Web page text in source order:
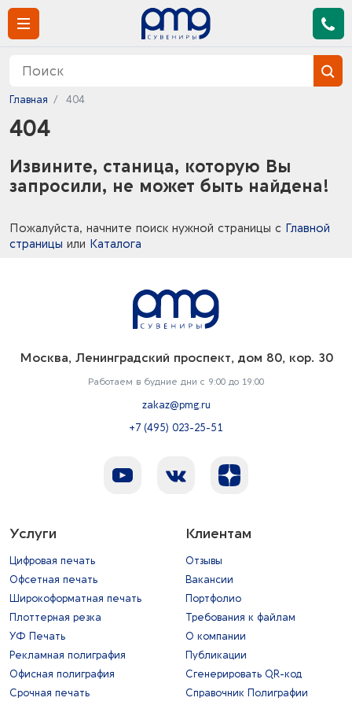
Главная 404
404
Извините, станица, которую Вы
запросили, не может быть найдена!
Пожалуйста, начните поиск нужной страницы с Главной
страницы или Каталога
Москва, Ленинградский проспект, дом 80, кор. 30
Работаем в будние дни с 9:00 до 19:00
zakaz@pmg.ru
+7 (495) 023-25-51
Услуги
Цифровая печать
Офсетная печать
Широкоформатная печать
Плоттерная резка
УФ Печать
Рекламная полиграфия
Офисная полиграфия
Срочная печать
Клиентам
Отзывы
Вакансии
Портфолио
Требования к файлам
О компании
Публикации
Сгенерировать QR-код
Справочник Полиграфии